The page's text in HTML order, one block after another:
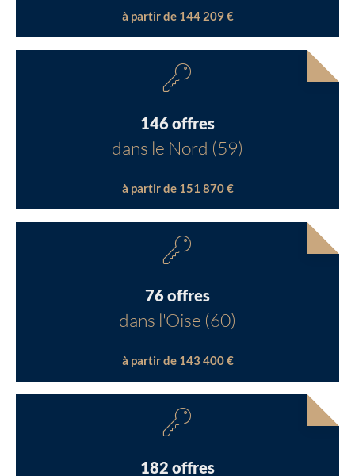
à partir de 144 209 €
146 offres
dans le Nord (59)
à partir de 151 870 €
76 offres
dans l'Oise (60)
à partir de 143 400 €
182 offres